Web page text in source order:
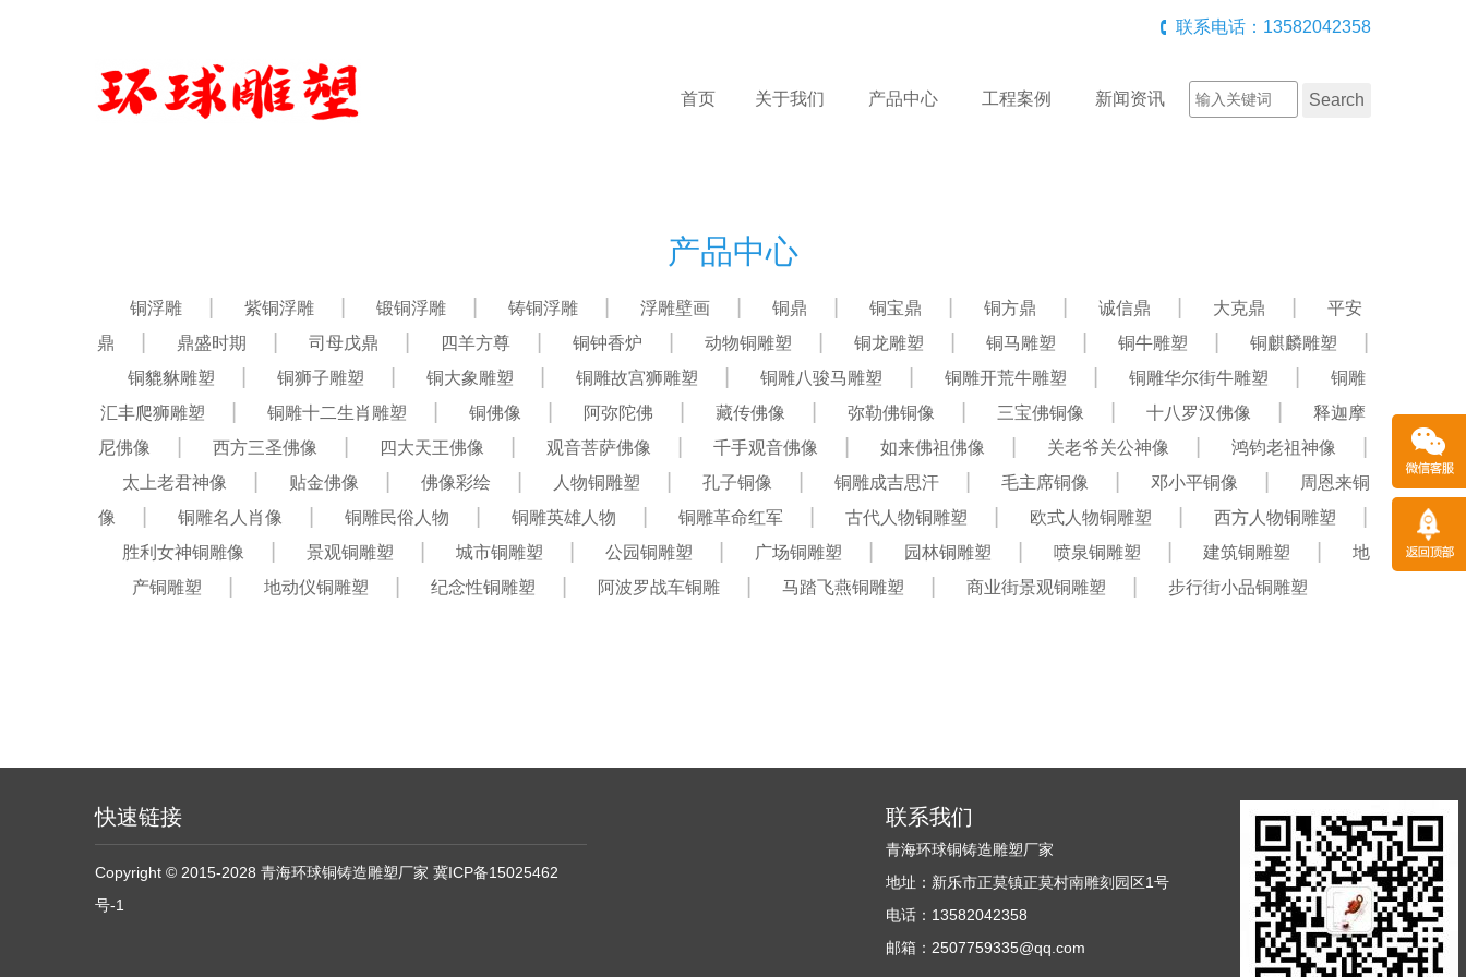
联系电话：13582042358
首页 关于我们 产品中心 工程案例 新闻资讯
产品中心
铜浮雕 紫铜浮雕 锻铜浮雕 铸铜浮雕 浮雕壁画 铜鼎 铜宝鼎 铜方鼎 诚信鼎 大克鼎
平安
鼎
鼎盛时期 司母戊鼎 四羊方尊 铜钟香炉 动物铜雕塑 铜龙雕塑 铜马雕塑 铜牛雕塑
铜麒麟雕塑
铜貔貅雕塑
铜狮子雕塑 铜大象雕塑 铜雕故宫狮雕塑 铜雕八骏马雕塑 铜雕开荒牛雕塑 铜雕华尔街牛雕塑
铜雕
汇丰爬狮雕塑
铜雕十二生肖雕塑 铜佛像 阿弥陀佛 藏传佛像 弥勒佛铜像 三宝佛铜像 十八罗汉佛像
释迦摩
尼佛像
西方三圣佛像 四大天王佛像 观音菩萨佛像 千手观音佛像 如来佛祖佛像 关老爷关公神像
鸿钧老祖神像
太上老君神像
贴金佛像 佛像彩绘 人物铜雕塑 孔子铜像 铜雕成吉思汗 毛主席铜像 邓小平铜像
周恩来铜
像
铜雕名人肖像 铜雕民俗人物 铜雕英雄人物 铜雕革命红军 古代人物铜雕塑 欧式人物铜雕塑
西方人物铜雕塑
胜利女神铜雕像
景观铜雕塑 城市铜雕塑 公园铜雕塑 广场铜雕塑 园林铜雕塑 喷泉铜雕塑 建筑铜雕塑
地
产铜雕塑
地动仪铜雕塑 纪念性铜雕塑 阿波罗战车铜雕 马踏飞燕铜雕塑 商业街景观铜雕塑 步行街小品铜雕塑
快速链接
Copyright © 2015-2028 青海环球铜铸造雕塑厂家 冀ICP备15025462
号-1
联系我们
青海环球铜铸造雕塑厂家
地址：新乐市正莫镇正莫村南雕刻园区1号
电话：13582042358
邮箱：2507759335@qq.com